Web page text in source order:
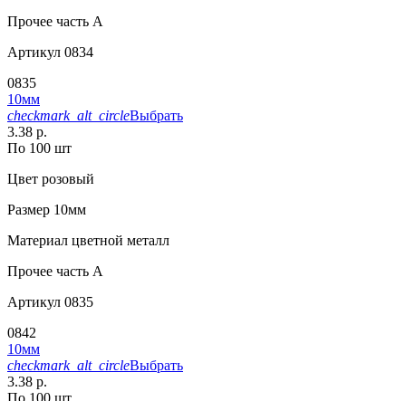
Прочее часть A
Артикул 0834
0835
10мм
checkmark_alt_circleВыбрать
3.38 р.
По 100 шт
Цвет розовый
Размер 10мм
Материал цветной металл
Прочее часть A
Артикул 0835
0842
10мм
checkmark_alt_circleВыбрать
3.38 р.
По 100 шт